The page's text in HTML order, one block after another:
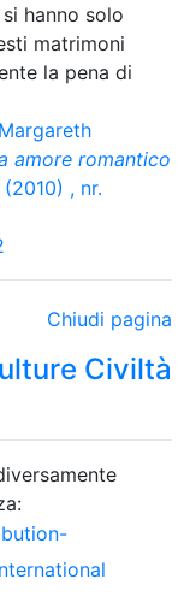
hanno solo
matrimoni
la pena di
Margareth
amore romantico
, nr.
Chiudi pagina
Civiltà